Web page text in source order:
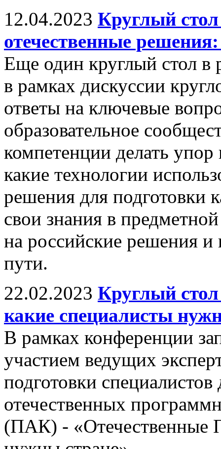
12.04.2023 Круглый
отечественные
Еще один круглый стол в
в рамках дискуссии
ответы на ключевые
образовательное
компетенции делать упор
какие технологии
решения для подготовки
свои знания в
на российские решения
пути.
22.02.2023 Круглый
какие специалисты
В рамках конференции
участием ведущих
подготовки
отечественных
(ПАК) - «Отечественные